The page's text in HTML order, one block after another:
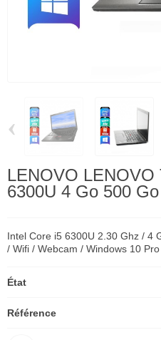
‹
LENOVO
6300U 4 Go 500
Intel Core i5 6300U 2.30 Ghz / 4
/ Wifi / Webcam / Windows 10 Pro
État
Référence